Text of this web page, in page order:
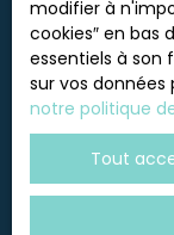
modifier à
cookies″ en bas
essentiels à son
sur vos données
notre politique
Tout